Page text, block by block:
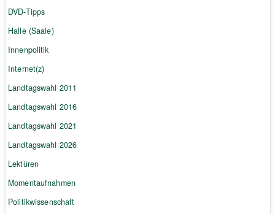
DVD-Tipps
Halle (Saale)
Innenpolitik
Internet(z)
Landtagswahl 2011
Landtagswahl 2016
Landtagswahl 2021
Landtagswahl 2026
Lektüren
Momentaufnahmen
Politikwissenschaft